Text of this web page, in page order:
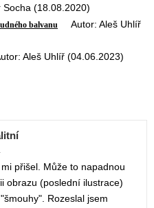
(18.08.2020)
balvanu Autor: Aleš Uhlíř
Aleš Uhlíř (04.06.2023)
přišel. Může to napadnou
obrazu (poslední ilustrace)
Rozeslal jsem